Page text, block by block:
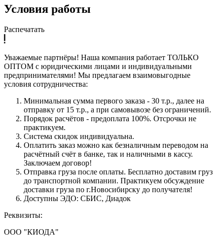
Условия работы
Распечатать
Уважаемые партнёры! Наша компания работает ТОЛЬКО
ОПТОМ с юридическими лицами и индивидуальными
предпринимателями! Мы предлагаем взаимовыгодные
условия сотрудничества:
Минимальная сумма первого заказа - 30 т.р., далее на
отправку от 15 т.р., а при самовывозе без ограничений.
Порядок расчётов - предоплата 100%. Отсрочки не
практикуем.
Система скидок индивидуальна.
Оплатить заказ можно как безналичным переводом на
расчётный счёт в банке, так и наличными в кассу.
Заключаем договор!
Отправка груза после оплаты. Бесплатно доставим груз
до транспортной компании. Практикуем обсуждение
доставки груза по г.Новосибирску до получателя!
Доступны ЭДО: СБИС, Диадок
Реквизиты:
ООО "КИОДА"